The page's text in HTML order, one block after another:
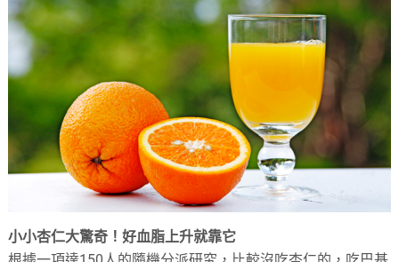
小小杏仁大驚奇！好血脂上升就靠它